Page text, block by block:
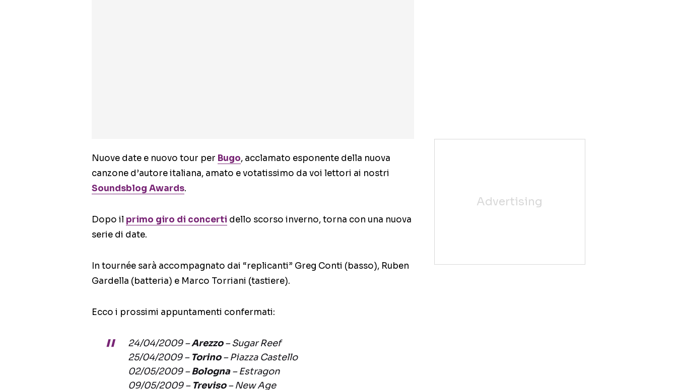
Nuove date e nuovo tour per Bugo, acclamato esponente della nuova
canzone d’autore italiana, amato e votatissimo da voi lettori ai nostri
Soundsblog Awards.
Dopo il primo giro di concerti dello scorso inverno, torna con una nuova
serie di date.
In tournée sarà accompagnato dai “replicanti” Greg Conti (basso), Ruben
Gardella (batteria) e Marco Torriani (tastiere).
Ecco i prossimi appuntamenti confermati:
24/04/2009 –Arezzo– Sugar Reef
25/04/2009 – Torino– Piazza Castello
02/05/2009 –Bologna– Estragon
09/05/2009 – Treviso– New Age